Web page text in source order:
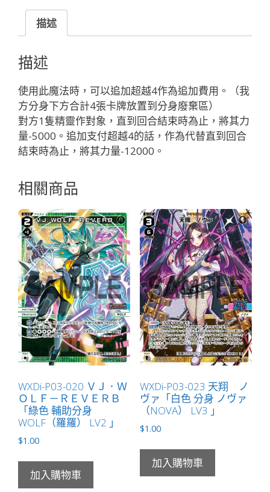
ィ
ル・
デ
ィ
ガ
ー
「黑
色
魔
法
LB」
量
描述
描述
使用此魔法時，可以追加超越4作為追加費用。（我
方分身下方合計4張卡牌放置到分身廢棄區）
對方1隻精靈作對象，直到回合結束時為止，將其力
量-5000。追加支付超越4的話，作為代替直到回合
結束時為止，將其力量-12000。
相關商品
WXDi-P03-020 ＶＪ．Ｗ
ＯＬＦ－ＲＥＶＥＲＢ
「綠色 輔助分身
WOLF（羅羅） LV2 」
$1.00
加入購物車
WXDi-P03-023 天翔 ノ
ヴァ「白色 分身 ノヴァ
（NOVA） LV3 」
$1.00
加入購物車